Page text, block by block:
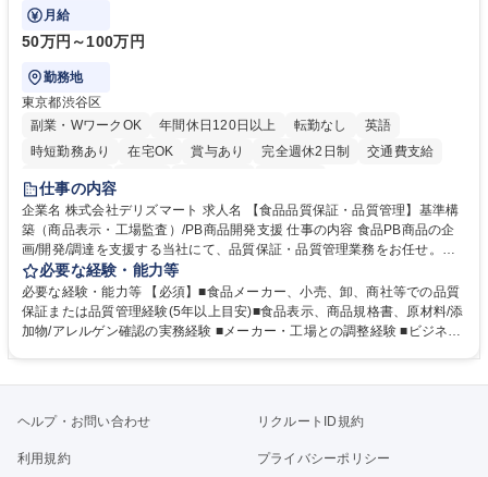
品質基準整備から発売後対応まで担います。
月給
50万円～100万円
勤務地
東京都渋谷区
副業・WワークOK
年間休日120日以上 転勤なし
英語
時短勤務あり
在宅OK 賞与あり 完全週休2日制
交通費支給
駅近5分以内
仕事の内容
企業名 株式会社デリズマート 求人名 【食品品質保証・品質管理】基準構
築（商品表示・工場監査）/PB商品開発支援 仕事の内容 食品PB商品の企
画/開発/調達を支援する当社にて、品質保証・品質管理業務をお任せ。商
品規格書、食品表示、原材料/添加物/アレルゲン確認を中心に国内外メー
カー・工場の品質基準整備から発売後対応まで担います。 【詳細】 ■商品
規格書、一括表示、栄養成分、原材料・添加物・アレルゲンの確認 ■メー
カーへの修正指示・承認管理 ■国内外工場の監査、製造立会い、改善指導
企業への品質報告・問い合わせ対応 ■商品開発、物流、営業との連携 ※業
理】基準構築（商品表示・工場監査）/PB商品開発支援
必要な経験・能力等
必要な経験・能力等 【必須】■食品メーカー、小売、卸、商社等での品質
保証または品質管理経験(5年以上目安)■食品表示、商品規格書、原材料/添
加物/アレルゲン確認の実務経験 ■メーカー・工場との調整経験 ■ビジネス
ヘルプ・お問い合わせ リクルートID規約
利用規約 プライバシーポリシー